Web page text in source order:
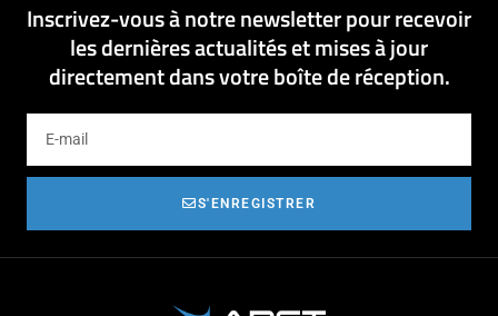
Inscrivez-vous à notre newsletter pour recevoir
les dernières actualités et mises à jour
directement dans votre boîte de réception.
S'ENREGISTRER